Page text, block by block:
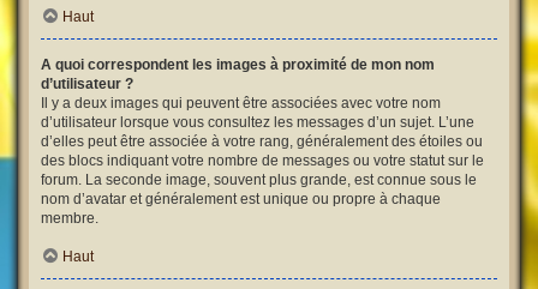
Haut
A quoi correspondent les images à proximité de mon nom
d’utilisateur ?
Il y a deux images qui peuvent être associées avec votre nom
d’utilisateur lorsque vous consultez les messages d’un sujet. L’une
d’elles peut être associée à votre rang, généralement des étoiles ou
des blocs indiquant votre nombre de messages ou votre statut sur le
forum. La seconde image, souvent plus grande, est connue sous le
nom d’avatar et généralement est unique ou propre à chaque
membre.
Haut